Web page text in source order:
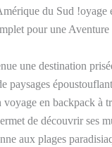
du Sud !oyage
pour une
une destination
paysages
en backpack à
de découvrir ses
aux plages